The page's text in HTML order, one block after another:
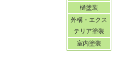
樋塗装
外構・エクス
テリア塗装
室内塗装